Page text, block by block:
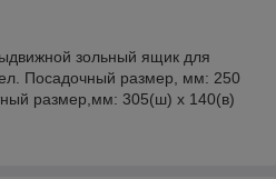
зольный ящик для
Посадочный размер, мм: 250
размер,мм: 305(ш) х 140(в)